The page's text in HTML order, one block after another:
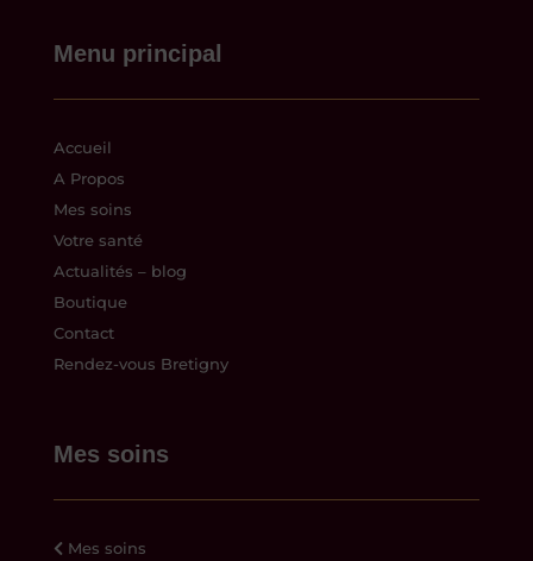
Menu principal
Accueil
A Propos
Mes soins
Votre santé
Actualités – blog
Boutique
Contact
Rendez-vous Bretigny
Mes soins
Mes soins